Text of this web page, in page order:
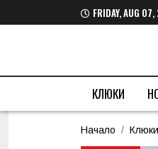
FRIDAY, AUG
КЛЮКИ
Начало Клюки